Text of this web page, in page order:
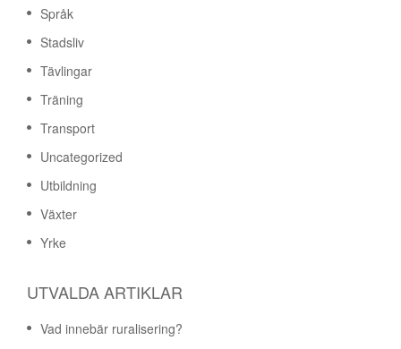
Språk
Stadsliv
Tävlingar
Träning
Transport
Uncategorized
Utbildning
Växter
Yrke
UTVALDA ARTIKLAR
Vad innebär ruralisering?